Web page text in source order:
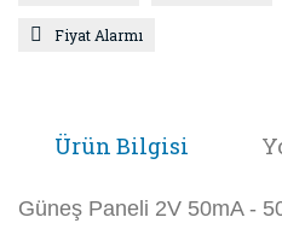
Fiyat Alarmı
Ürün Bilgisi
Güneş Paneli 2V 50mA -